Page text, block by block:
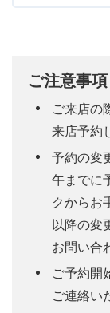
ご注意事項
ご来店の
来店予約
予約の変
午までに
クからお
以降の変
お問い合
ご予約開
ご連絡い